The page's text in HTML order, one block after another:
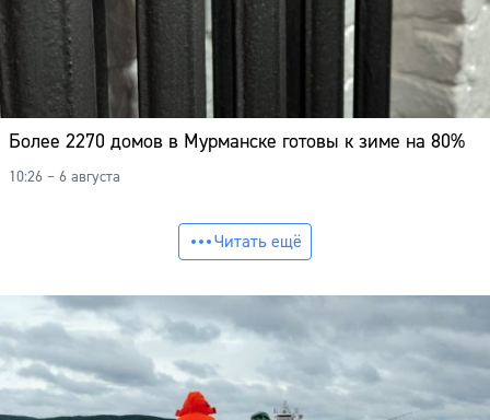
Более 2270 домов в Мурманске готовы к зиме на 80%
10:26 – 6 августа
Читать ещё